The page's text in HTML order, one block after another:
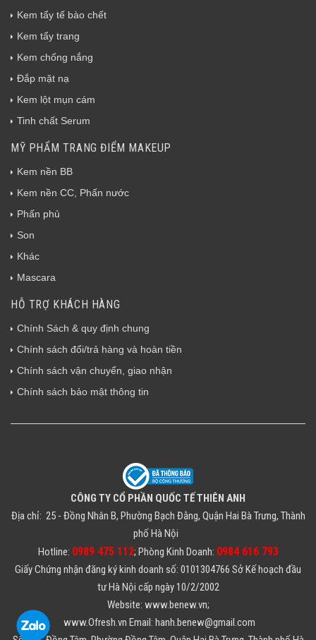
Kem tẩy tế bào chết
Kem tẩy trang
Kem chống nắng
Đắp mặt nạ
Kem lột mụn cám
Tinh chất Serum
MỸ PHẨM TRANG ĐIỂM MAKEUP
Kem nền BB
Kem nền CC, Phấn nước
Phấn phủ
Son
Khác
Mascara
HỖ TRỢ KHÁCH HÀNG
Chính Sách & quy định chung
Chính sách đổi/trả hàng và hoàn tiền
Chính sách vận chuyển, giao nhận
Chính sách bảo mật thông tin
CÔNG TY CỔ PHẦN QUỐC TẾ THIÊN ANH
Địa chỉ: 25 - Đồng Nhân B, Phường Bạch Đằng, Quận Hai Bà Trưng, Thành
phố Hà Nội
Hotline: 0989 475 112; Phòng Kinh Doanh: 0984 616 793
Giấy Chứng nhận đăng ký kinh doanh số: 0101304766 Sở Kế hoạch đầu
tư Hà Nội cấp ngày 10/2/2002
Website: www.benew.vn;
www.Ofresh.vn Email: hanh.benew@gmail.com